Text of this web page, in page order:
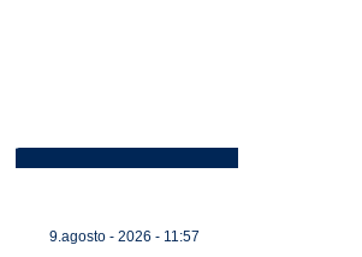
9.agosto - 2026 - 11:57